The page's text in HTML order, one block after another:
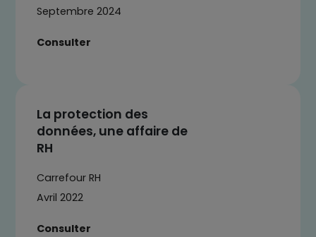
Septembre 2024
Consulter
La protection des
données, une affaire de
RH
Carrefour RH
Avril 2022
Consulter